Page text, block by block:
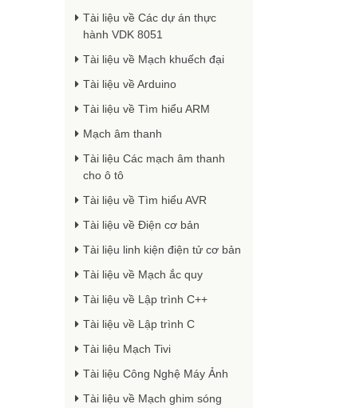
Tài liệu về Các dự án thực
hành VDK 8051
Tài liệu về Mạch khuếch đại
Tài liệu về Arduino
Tài liệu về Tìm hiểu ARM
Mạch âm thanh
Tài liệu Các mạch âm thanh
cho ô tô
Tài liệu về Tìm hiểu AVR
Tài liệu về Điện cơ bản
Tài liệu linh kiện điện tử cơ bản
Tài liệu về Mạch ắc quy
Tài liệu về Lập trình C++
Tài liệu về Lập trình C
Tài liệu Mạch Tivi
Tài liệu Công Nghệ Máy Ảnh
Tài liệu về Mạch ghim sóng